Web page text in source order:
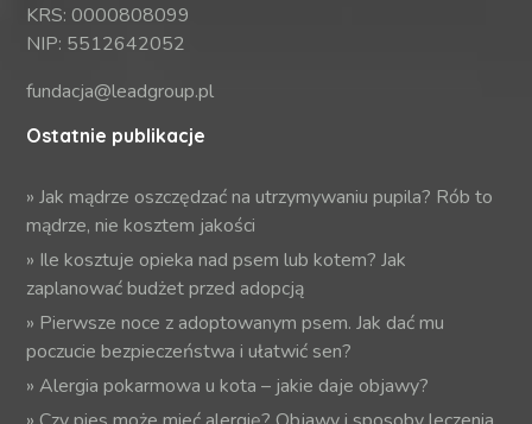
KRS: 0000808099
NIP: 5512642052
fundacja@leadgroup.pl
Ostatnie publikacje
»Jak mądrze oszczędzać na utrzymywaniu pupila? Rób to
mądrze, nie kosztem jakości
» Ile kosztuje opieka nad psem lub kotem? Jak
zaplanować budżet przed adopcją
» Pierwsze noce z adoptowanym psem. Jak dać mu
poczucie bezpieczeństwa i ułatwić sen?
»Alergia pokarmowa u kota – jakie daje objawy?